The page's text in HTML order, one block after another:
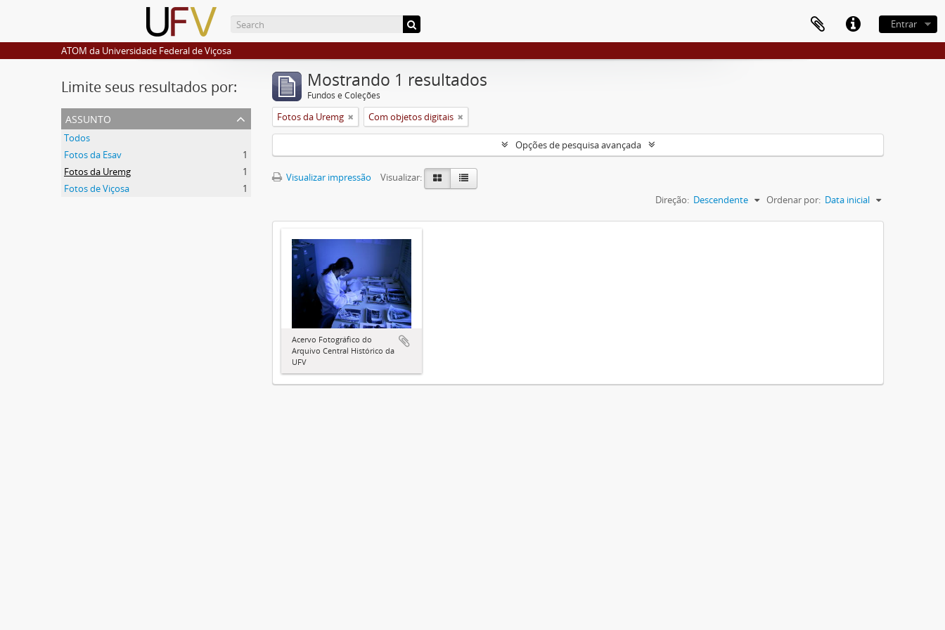
Entrar
ATOM da Universidade Federal de Viçosa
Limite seus resultados por:
assunto
Todos
Fotos da Esav
1
Fotos da Uremg
1
Fotos de Viçosa
1
Mostrando 1 resultados
Fundos e Coleções
Fotos da Uremg Com objetos digitais
Opções de pesquisa avançada
Visualizar impressão
Visualizar:
Ordenar por: Data inicial
Direção: Descendente
Acervo Fotográfico do
Arquivo Central Histórico da
UFV